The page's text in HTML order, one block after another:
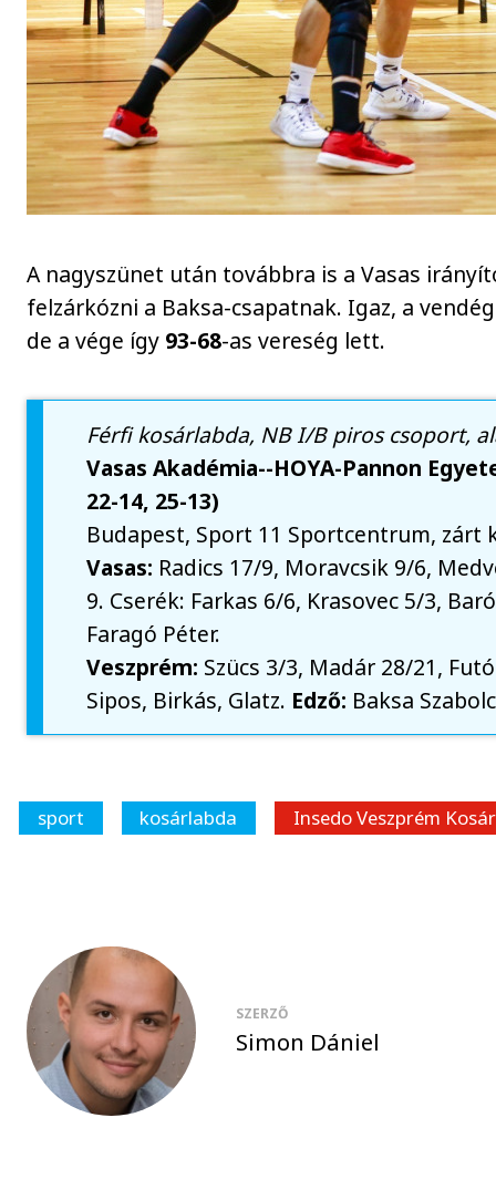
A nagyszünet után továbbra is a Vasas
felzárkózni a Baksa-csapatnak. Igaz, a
de a vége így 93-68-as vereség lett.
Férfi kosárlabda, NB I/B piros csoport,
Vasas Akadémia--HOYA-Pannon
22-14, 25-13)
Budapest, Sport 11 Sportcentrum, zárt
Vasas: Radics 17/9, Moravcsik 9/6,
9. Cserék: Farkas 6/6, Krasovec 5/3,
Faragó Péter.
Veszprém: Szücs 3/3, Madár 28/21,
Sipos, Birkás, Glatz. Edző: Baksa
sport kosárlabda Insedo Veszprém
SZERZŐ
Simon Dániel